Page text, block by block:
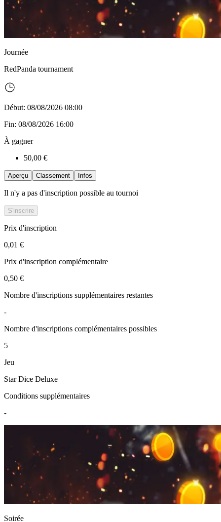
Journée
RedPanda tournament
Début: 08/08/2026 08:00
Fin: 08/08/2026 16:00
À gagner
50,00 €
Aperçu Classement Infos
Il n'y a pas d'inscription possible au tournoi
S'inscrire
Prix d'inscription
0,01 €
Prix d'inscription complémentaire
0,50 €
Nombre d'inscriptions supplémentaires restantes
-
Nombre d'inscriptions complémentaires possibles
5
Jeu
Star Dice Deluxe
Conditions supplémentaires
-
Soirée